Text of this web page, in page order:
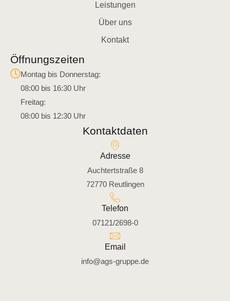
Leistungen
Über uns
Kontakt
Öffnungszeiten
Montag bis Donnerstag:
08:00 bis 16:30 Uhr
Freitag:
08:00 bis 12:30 Uhr
Kontaktdaten
Adresse
Auchtertstraße 8
72770 Reutlingen
Telefon
07121/2698-0
Email
info@ags-gruppe.de